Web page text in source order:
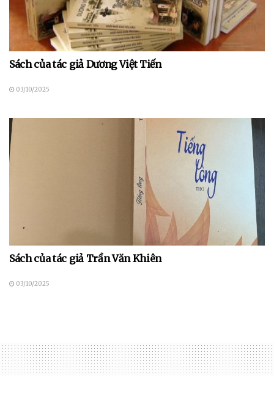
Sách của tác giả Dương Việt Tiến
03/10/2025
Sách của tác giả Trần Văn Khiên
03/10/2025